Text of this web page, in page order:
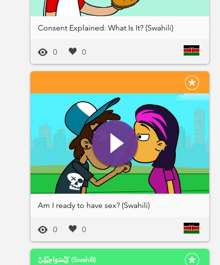
Consent Explained: What Is It? (Swahili)
0 0
Am I ready to have sex? (Swahili)
0 0
كِيْسَوَاحِيْلِيْ (Swahili)